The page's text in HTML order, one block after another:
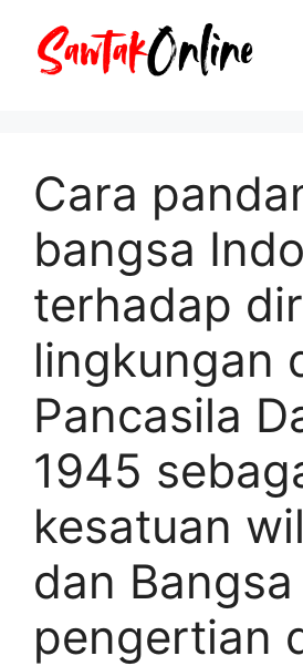
Cara
bangsa
terhadap
lingkungan
Pancasila
1945
kesatuan
dan
pengertian